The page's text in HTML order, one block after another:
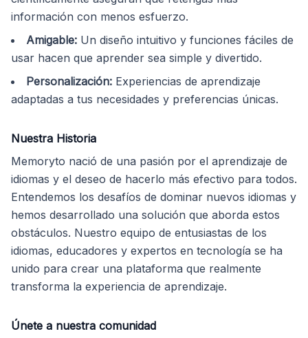
información con menos esfuerzo.
Amigable: Un diseño intuitivo y funciones fáciles de
usar hacen que aprender sea simple y divertido.
Personalización: Experiencias de aprendizaje
adaptadas a tus necesidades y preferencias únicas.
Nuestra Historia
Memoryto nació de una pasión por el aprendizaje de
idiomas y el deseo de hacerlo más efectivo para todos.
Entendemos los desafíos de dominar nuevos idiomas y
hemos desarrollado una solución que aborda estos
obstáculos. Nuestro equipo de entusiastas de los
idiomas, educadores y expertos en tecnología se ha
unido para crear una plataforma que realmente
transforma la experiencia de aprendizaje.
Únete a nuestra comunidad